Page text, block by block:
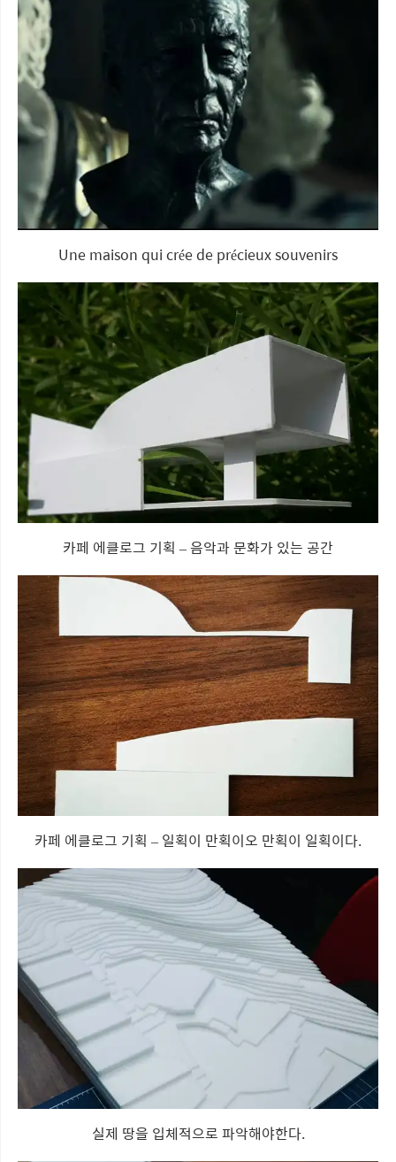
Une maison qui crée de précieux souvenirs
카페 에클로그 기획 – 음악과 문화가 있는 공간
카페 에클로그 기획 – 일획이 만획이오 만획이 일획이다.
실제 땅을 입체적으로 파악해야한다.